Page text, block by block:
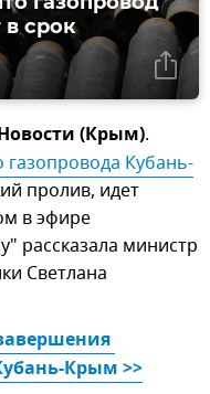
в срок
(Крым).
газопровода Кубань-
пролив, идет
в эфире
рассказала министр
Светлана
Крым >>